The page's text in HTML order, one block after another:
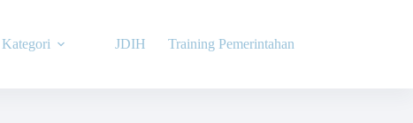
Kategori JDIH Training Pemerintahan